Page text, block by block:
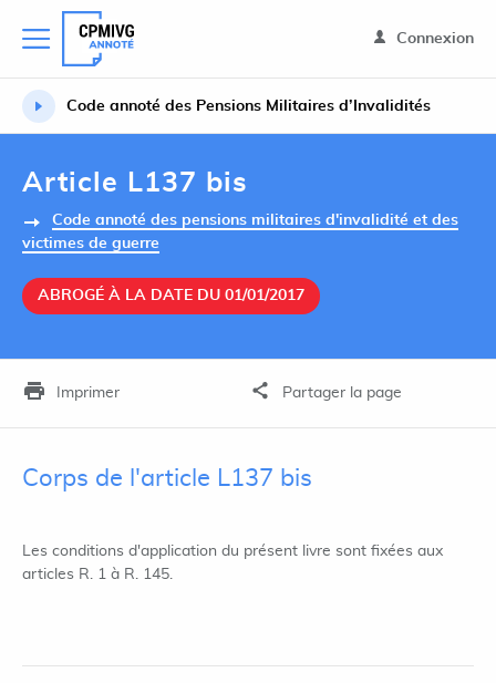
Connexion
Code annoté des Pensions Militaires d’Invalidités
Article L137 bis
Code annoté des pensions militaires d'invalidité et des
victimes de guerre
ABROGÉ À LA DATE DU 01/01/2017
Imprimer Partager la page
Corps de l'article L137 bis
Les conditions d'application du présent livre sont fixées aux
articles R. 1 à R. 145.